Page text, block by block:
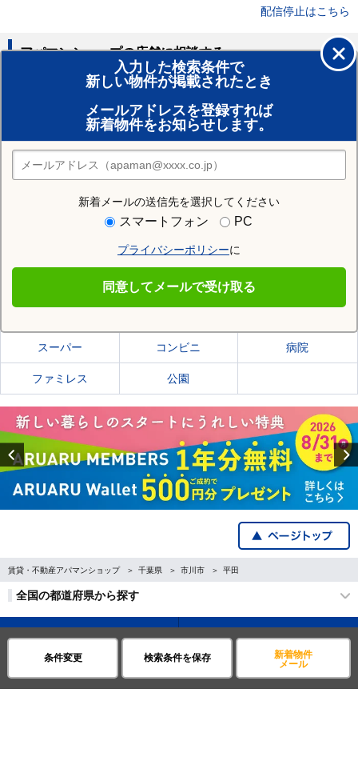
条件変更 検索条件を保存
新着物件
メール
配信停止はこちら
入力した検索条件で
新しい物件が掲載されたとき
メールアドレスを登録すれば
新着物件をお知らせします。
新着メールの送信先を選択してください
スマートフォン PC
プライバシーポリシーに
同意してメールで受け取る
アパマンショップの店舗に相談する
賃貸のプロがお部屋探し！
おまかせ物件リクエスト
住みたい街の店舗を探す
店舗検索
住む街研究所で市川市の情報を見る
市川市の施設一覧
スーパー コンビニ 病院
ファミレス 公園
Previous
賃貸・不動産アパマンショップ 千葉県 市川市 平田
全国の都道府県から探す
企業・IR情報 サイトポリシー
運営会社について